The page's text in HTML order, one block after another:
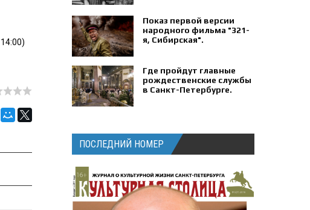
Показ первой версии
народного фильма "321-
я, Сибирская".
Где пройдут главные
рождественские службы
в Санкт-Петербурге.
ПОСЛЕДНИЙ НОМЕР